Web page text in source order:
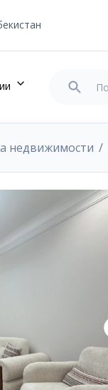
недвижимости